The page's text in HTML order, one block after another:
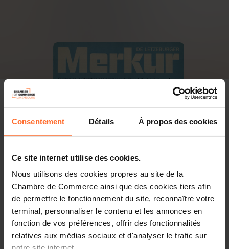
Consentement Détails À propos des cookies
Ce site internet utilise des cookies.
Nous utilisons des cookies propres au site de la
Chambre de Commerce ainsi que des cookies tiers afin
de permettre le fonctionnement du site, reconnaître votre
terminal, personnaliser le contenu et les annonces en
fonction de vos préférences, offrir des fonctionnalités
relatives aux médias sociaux et d'analyser le trafic sur